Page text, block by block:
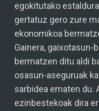
egokitutako
gertatuz gero zure
ekonomikoa
Gainera, gaixotasun-
bermatzen ditu aldi
osasun-aseguruak
sarbidea ematen du.
ezinbestekoak dira